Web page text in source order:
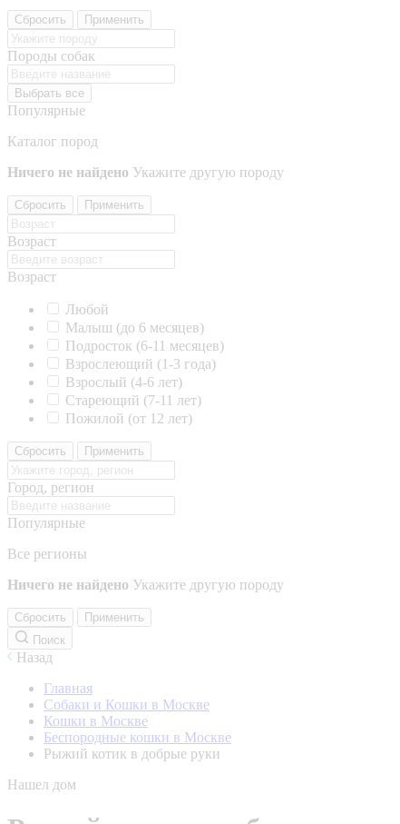
Сбросить Применить
Породы собак
Выбрать все
Популярные
Каталог пород
Ничего не найдено Укажите другую породу
Сбросить Применить
Возраст
Возраст
Любой
Малыш (до 6 месяцев)
Подросток (6-11 месяцев)
Взрослеющий (1-3 года)
Взрослый (4-6 лет)
Стареющий (7-11 лет)
Пожилой (от 12 лет)
Сбросить Применить
Город, регион
Популярные
Все регионы
Ничего не найдено Укажите другую породу
Сбросить
Применить
Поиск
Назад
Главная
Собаки и Кошки в Москве
Кошки в Москве
Беспородные кошки в Москве
Рыжий котик в добрые руки
Нашел дом